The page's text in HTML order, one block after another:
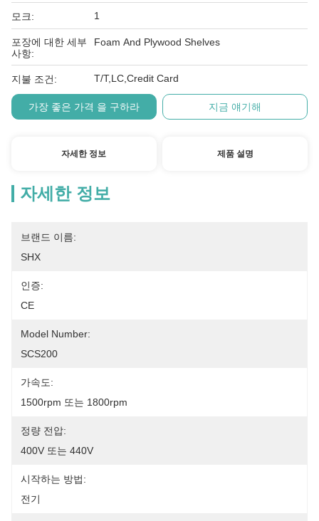
모크: 1
포장에 대한 세부
사항:
Foam And Plywood Shelves
지불 조건: T/T,LC,Credit Card
가장 좋은 가격 을 구하라 지금 얘기해
자세한 정보 제품 설명
자세한 정보
브랜드 이름:
SHX
인증:
CE
Model Number:
SCS200
가속도:
1500rpm 또는 1800rpm
정량 전압:
400V 또는 440V
시작하는 방법:
전기